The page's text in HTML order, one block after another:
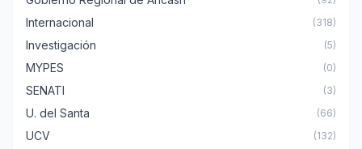
Internacional (318)
Investigación (5)
MYPES (0)
SENATI (3)
U. del Santa (66)
UCV (132)